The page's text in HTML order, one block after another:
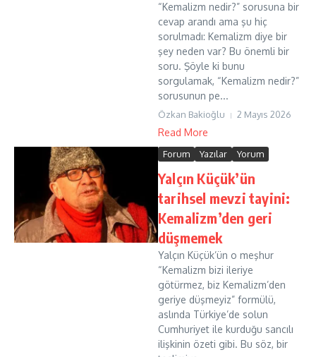
“Kemalizm nedir?” sorusuna bir
cevap arandı ama şu hiç
sorulmadı: Kemalizm diye bir
şey neden var? Bu önemli bir
soru. Şöyle ki bunu
sorgulamak, “Kemalizm nedir?”
sorusunun pe...
Özkan Bakioğlu 2 Mayıs 2026
Read More
Forum Yazılar Yorum
Yalçın Küçük’ün
tarihsel mevzi tayini:
Kemalizm’den geri
düşmemek
Yalçın Küçük’ün o meşhur
“Kemalizm bizi ileriye
götürmez, biz Kemalizm’den
geriye düşmeyiz” formülü,
aslında Türkiye’de solun
Cumhuriyet ile kurduğu sancılı
ilişkinin özeti gibi. Bu söz, bir